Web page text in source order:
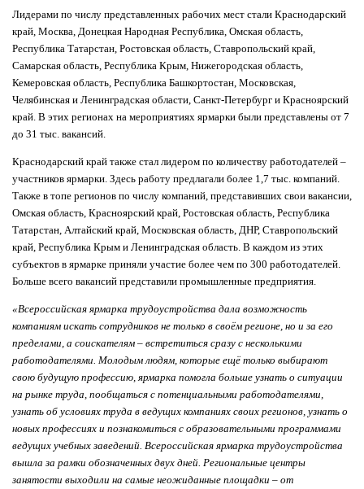
Лидерами по числу представленных рабочих мест стали Краснодарский
край, Москва, Донецкая Народная Республика, Омская область,
Республика Татарстан, Ростовская область, Ставропольский край,
Самарская область, Республика Крым, Нижегородская область,
Кемеровская область, Республика Башкортостан, Московская,
Челябинская и Ленинградская области, Санкт-Петербург и Красноярский
край. В этих регионах на мероприятиях ярмарки были представлены от 7
до 31 тыс. вакансий.
Краснодарский край также стал лидером по количеству работодателей –
участников ярмарки. Здесь работу предлагали более 1,7 тыс. компаний.
Также в топе регионов по числу компаний, представивших свои вакансии,
Омская область, Красноярский край, Ростовская область, Республика
Татарстан, Алтайский край, Московская область, ДНР, Ставропольский
край, Республика Крым и Ленинградская область. В каждом из этих
субъектов в ярмарке приняли участие более чем по 300 работодателей.
Больше всего вакансий представили промышленные предприятия.
«Всероссийская ярмарка трудоустройства дала возможность
компаниям искать сотрудников не только в своём регионе, но и за его
пределами, а соискателям – встретиться сразу с несколькими
работодателями. Молодым людям, которые ещё только выбирают
свою будущую профессию, ярмарка помогла больше узнать о ситуации
на рынке труда, пообщаться с потенциальными работодателями,
узнать об условиях труда в ведущих компаниях своих регионов, узнать о
новых профессиях и познакомиться с образовательными программами
ведущих учебных заведений. Всероссийская ярмарка трудоустройства
вышла за рамки обозначенных двух дней. Региональные центры
занятости выходили на самые неожиданные площадки – от